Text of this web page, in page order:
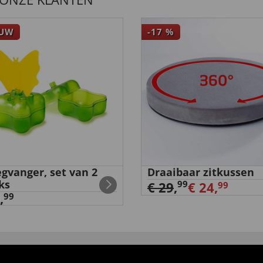
set van 2
99
-17 %
Draaibaar zitkussen
€ 29,99€ 24,99